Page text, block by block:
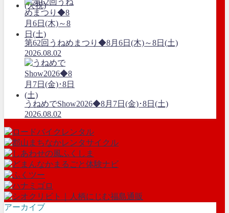
第62回うねめまつり◆8月6日(木)～8日(土)
2026.08.02
うねめでShow2026◆8月7日(金)･8日(土)
2026.08.02
アーカイブ